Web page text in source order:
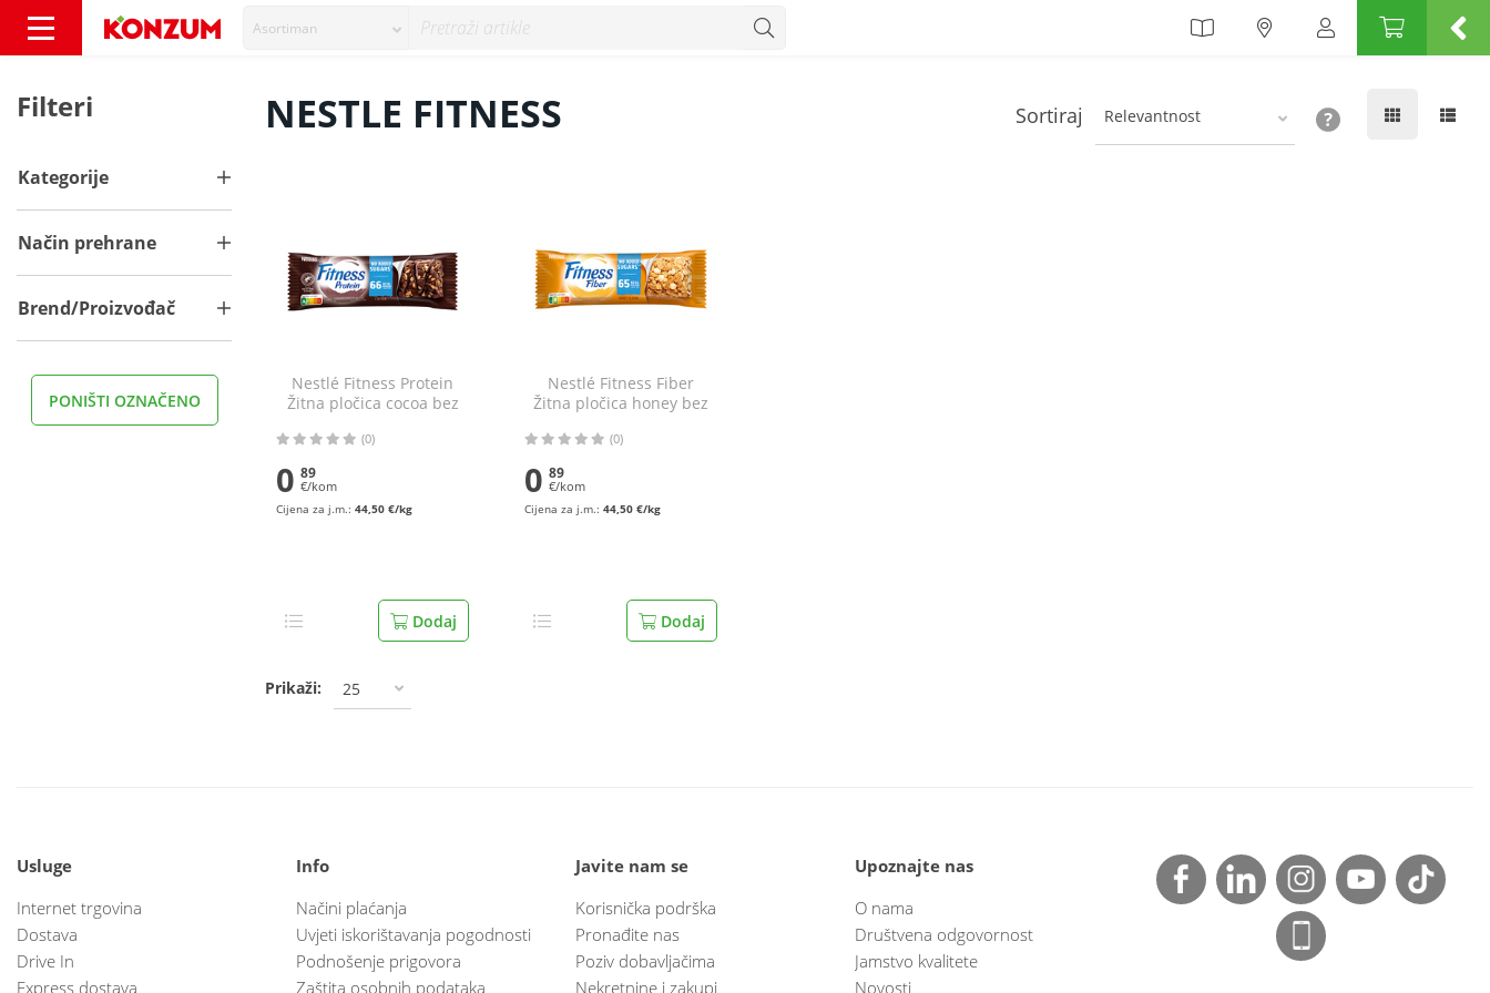
Asortiman
Filteri
Kategorije
Način prehrane
Brend/Proizvođač
PONIŠTI OZNAČENO
NESTLE FITNESS Sortiraj Relevantnost
Nestlé Fitness Protein
Žitna pločica cocoa bez
(0)
0 89
€/kom
Cijena za j.m.: 44,50 €/kg
Dodaj
Nestlé Fitness Fiber
Žitna pločica honey bez
(0)
0 89
€/kom
Cijena za j.m.: 44,50 €/kg
Dodaj
Prikaži: 25
Usluge
Internet trgovina
Dostava
Drive In
Express dostava
Info
Načini plaćanja
Uvjeti iskorištavanja pogodnosti
Podnošenje prigovora
Zaštita osobnih podataka
Javite nam se
Korisnička podrška
Pronađite nas
Poziv dobavljačima
Nekretnine i zakupi
Upoznajte nas
O nama
Društvena odgovornost
Jamstvo kvalitete
Novosti